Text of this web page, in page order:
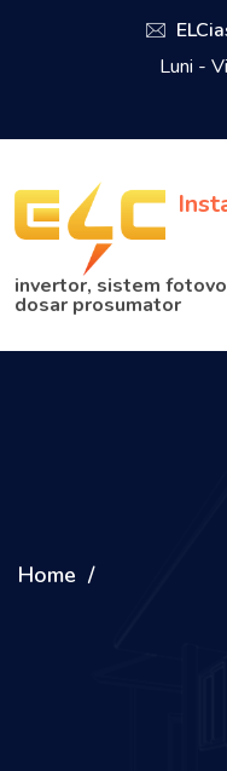
Luni -
invertor, sistem
dosar prosumator
Home